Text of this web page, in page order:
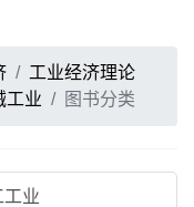
工业经济理论
工业 图书分类
工业